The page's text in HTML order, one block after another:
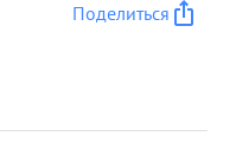
Поделиться